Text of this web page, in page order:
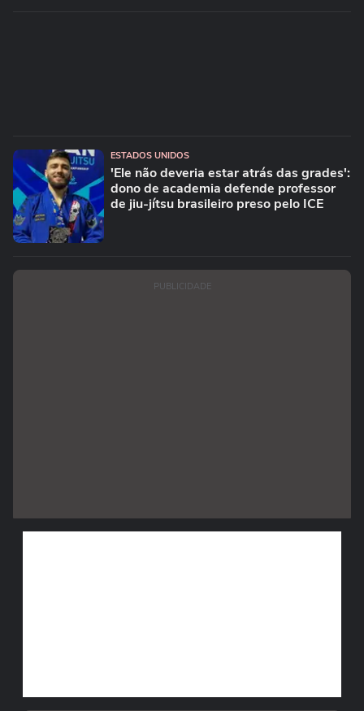
ESTADOS UNIDOS
'Ele não deveria estar atrás das grades':
dono de academia defende professor
de jiu-jítsu brasileiro preso pelo ICE
PUBLICIDADE